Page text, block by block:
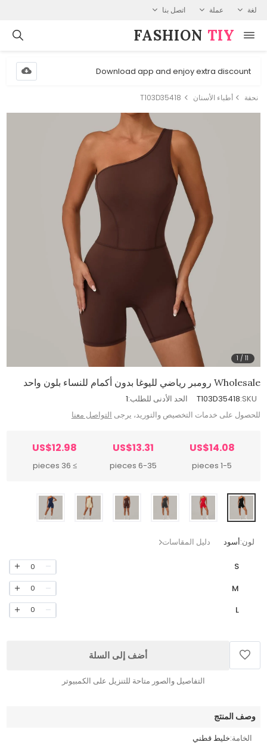
لغة عملة اتصل بنا
FASHION⁠ TIY
Download app and enjoy extra discount
نحفة أطباء الأسنان T103D35418
1 /11
Wholesale رومبر رياضي لليوغا بدون أكمام للنساء بلون واحد
SKU:
T103D35418 الحد الأدنى للطلب:1
للحصول على خدمات التخصيص والتوريد، يرجى التواصل معنا
US$14.08
1-5 pieces
US$13.31
6-35 pieces
US$12.98
≥ 36 pieces
لون:أسود دليل المقاسات
S
0
M
0
L
0
أضف إلى السلة
التفاصيل والصور متاحة للتنزيل على الكمبيوتر
وصف المنتج
الخامة:خليط قطني